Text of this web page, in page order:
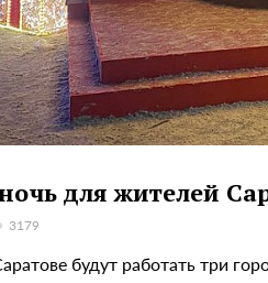
для жителей
3179
будут работать три